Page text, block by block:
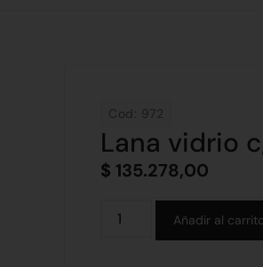
Cod: 972
Lana vidrio
$ 135.278,00
Añadir al